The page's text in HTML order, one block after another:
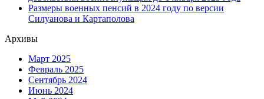
Размеры военных пенсий в 2024 году по версии
Силуанова и Картаполова
Архивы
Март 2025
Февраль 2025
Сентябрь 2024
Июнь 2024